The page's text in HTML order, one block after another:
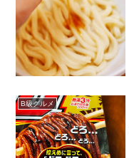
B級グルメ